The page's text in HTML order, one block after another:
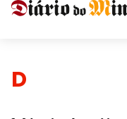
Despor